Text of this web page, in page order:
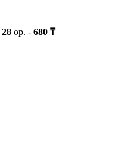
28 ор. - 680 ₸